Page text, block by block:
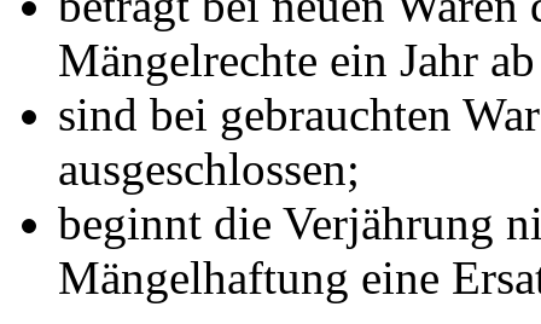
Mängelrechte ein Jahr
sind bei gebrauchten
ausgeschlossen;
beginnt die Verjährung
Mängelhaftung eine